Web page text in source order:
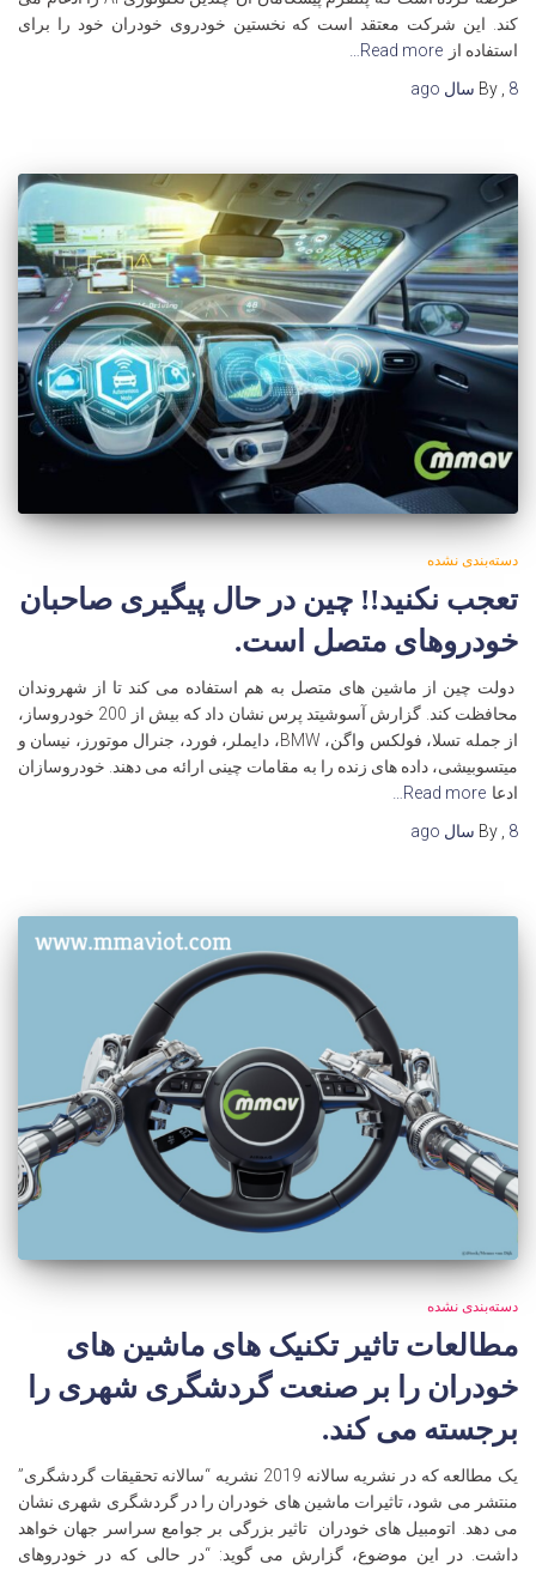
کند. این شرکت معتقد است که نخستین خودروی خودران خود را برای
استفاده از Read more…
By
8 سال
دسته‌بندی نشده
تعجب نکنید!! چین در حال پیگیری صاحبان
خودروهای متصل است.
دولت چین از ماشین های متصل به هم استفاده می کند تا از شهروندان
محافظت کند. گزارش آسوشیتد پرس نشان داد که بیش از 200 خودروساز،
از جمله تسلا، فولکس واگن، BMW، دایملر، فورد، جنرال موتورز، نیسان و
میتسوبیشی، داده های زنده را به مقامات چینی ارائه می دهند. خودروسازان
ادعا Read more…
By
8 سال
دسته‌بندی نشده
مطالعات تاثیر تکنیک های ماشین های
خودران را بر صنعت گردشگری شهری را
برجسته می کند.
یک مطالعه که در نشریه سالانه 2019 نشریه “سالانه تحقیقات گردشگری”
منتشر می شود، تاثیرات ماشین های خودران را در گردشگری شهری نشان
می دهد. اتومبیل های خودران تاثیر بزرگی بر جوامع سراسر جهان خواهد
داشت. در این موضوع، گزارش می گوید: “در حالی که در خودروهای